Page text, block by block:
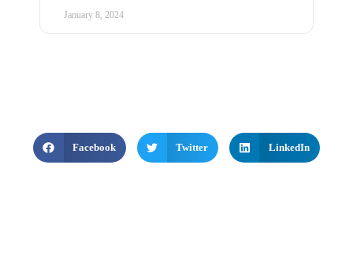
January 8, 2024
Facebook Twitter LinkedIn